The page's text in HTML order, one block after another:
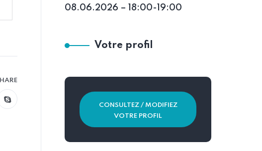
08.06.2026 – 18:00-19:00
Votre profil
CONSULTEZ / MODIFIEZ
VOTRE PROFIL